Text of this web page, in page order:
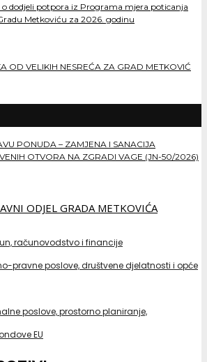
dodjeli potpora iz Programa mjera poticanja
Metkoviću za 2026. godinu
OD VELIKIH NESREĆA ZA GRAD METKOVIĆ
PONUDA – ZAMJENA I SANACIJA
OTVORA NA ZGRADI VAGE (JN-50/2026)
računovodstvo i financije
pravne poslove, društvene djelatnosti i opće
poslove, prostorno planiranje,
EU